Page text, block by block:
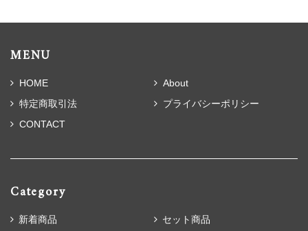
MENU
HOME
About
特定商取引法
プライバシーポリシー
CONTACT
Category
新着商品
セット商品